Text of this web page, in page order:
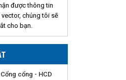
được thông tin
chúng tôi sẽ
cho bạn.
Cổng cổng - HCD